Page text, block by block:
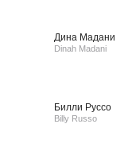
Дина Мадани
Dinah Madani
Билли Руссо
Billy Russo